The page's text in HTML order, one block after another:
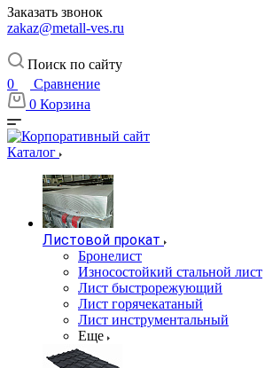
Заказать звонок
zakaz@metall-ves.ru
Поиск по сайту
0
Сравнение
0 Корзина
Каталог
Листовой прокат
Бронелист
Износостойкий стальной лист
Лист быстрорежующий
Лист горячекатаный
Лист инструментальный
Еще